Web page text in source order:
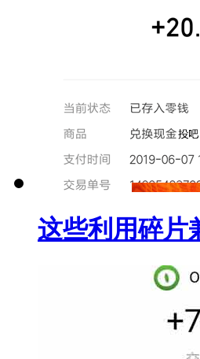
这些利用碎片